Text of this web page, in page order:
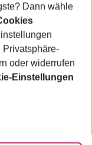
Dann wähle
oder widerrufen
Einstellungen